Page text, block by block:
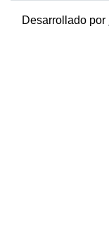
Desarrollado por